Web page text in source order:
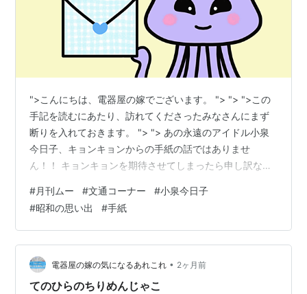
">こんにちは、電器屋の嫁でございます。 "> "> ">この
手記を読むにあたり、訪れてくださったみなさんにまず
断りを入れておきます。 "> "> あの永遠のアイドル小泉
今日子、キョンキョンからの手紙の話ではありませ
ん！！ キョンキョンを期待させてしまったら申し訳ない
たち、はい、解散！！ それでも読み続けようとしてくだ
さる奇特なあなた。気を取り直してサブタイトルいきま
すね。 あなたはムーが最初A4サイズだったことをご存知
でしょうか 私は何を隠そうかつてムーの愛読者でした。
(５０代になった今でも衝動的に買ってしまうこともあり
ます)ムーって最初の…
#月刊ムー #文通コーナー #小泉今日子
#昭和の思い出 #手紙
電器屋の嫁の気になるあれこれ • 2ヶ月前
てのひらのちりめんじゃこ